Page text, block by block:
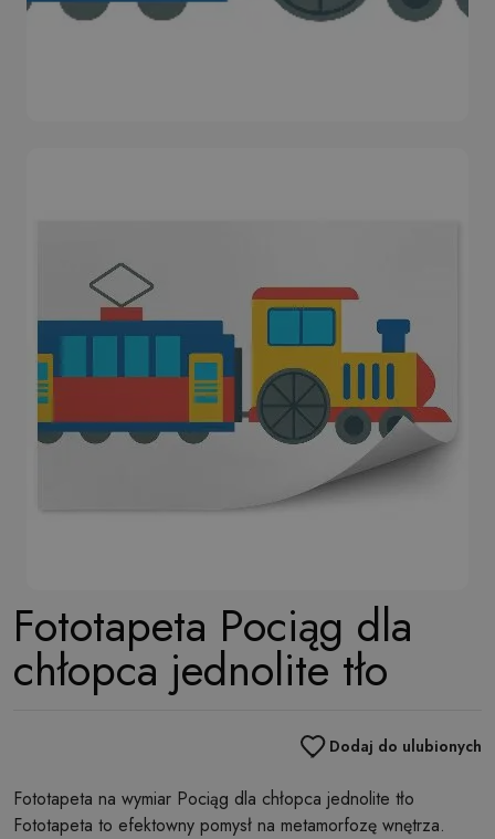
Fototapeta Pociąg dla
chłopca jednolite tło
Dodaj do ulubionych
Fototapeta na wymiar Pociąg dla chłopca jednolite tło
Fototapeta to efektowny pomysł na metamorfozę wnętrza.